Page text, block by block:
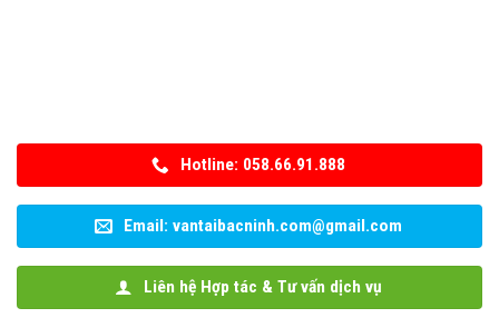
Hotline: 058.66.91.888
Email: vantaibacninh.com@gmail.com
Liên hệ Hợp tác & Tư vấn dịch vụ